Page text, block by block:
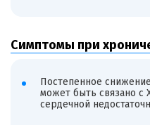
Симптомы при
Постепенное
может быть связано с
сердечной